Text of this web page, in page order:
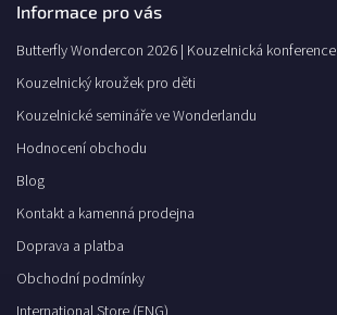
Informace pro vás
Butterfly Wondercon 2026 | Kouzelnická konference
Kouzelnický kroužek pro děti
Kouzelnické semináře ve Wonderlandu
Hodnocení obchodu
Blog
Kontakt a kamenná prodejna
Doprava a platba
Obchodní podmínky